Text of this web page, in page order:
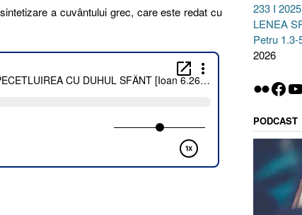
a cuvântului grec, care este redat cu
233 I
LENEA
Petru
2026
Flickr
PODCAST